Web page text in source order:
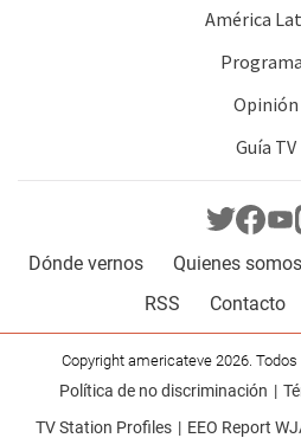
América
Opinión
Guía TV
Dónde vernos Quienes somos
RSS
Contacto
Copyright americateve 2026.
Política de no discriminación
TV Station Profiles
EEO Report